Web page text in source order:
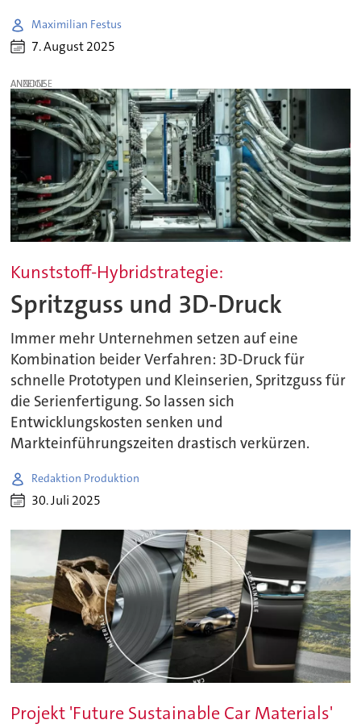
Maximilian Festus
7. August 2025
ANZEIGE
Kunststoff-Hybridstrategie:
Spritzguss und 3D-Druck
Immer mehr Unternehmen setzen auf eine
Kombination beider Verfahren: 3D-Druck für
schnelle Prototypen und Kleinserien, Spritzguss für
die Serienfertigung. So lassen sich
Entwicklungskosten senken und
Markteinführungszeiten drastisch verkürzen.
Redaktion Produktion
30. Juli 2025
Projekt 'Future Sustainable Car Materials'